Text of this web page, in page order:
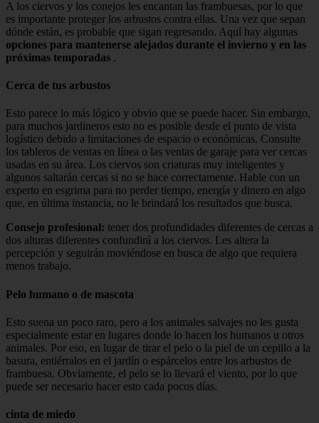
A los ciervos y los conejos les encantan las frambuesas, por lo que
es importante proteger los arbustos contra ellas. Una vez que sepan
dónde están, es probable que sigan regresando. Aquí hay algunas
opciones para mantenerse alejados durante el invierno y en las
próximas temporadas .
Cerca de tus arbustos
Esto parece lo más lógico y obvio que se puede hacer. Sin embargo,
para muchos jardineros esto no es posible desde el punto de vista
logístico debido a limitaciones de espacio o económicas. Consulte
los tableros de ventas en línea o las ventas de garaje para ver cercas
usadas en su área. Los ciervos son criaturas muy inteligentes y
algunos saltarán cercas si no se hace correctamente. Hable con un
experto en esgrima para no perder tiempo, energía y dinero en algo
que, en última instancia, no le brindará los resultados que busca.
Consejo profesional: tener dos profundidades diferentes de cercas a
dos alturas diferentes confundirá a los ciervos. Les altera la
percepción y seguirán moviéndose en busca de algo que requiera
menos trabajo.
Pelo humano o de mascota
Esto suena un poco raro, pero a los animales salvajes no les gusta
especialmente estar en lugares donde lo hacen los humanos u otros
animales. Por eso, en lugar de tirar el pelo o la piel de un cepillo a la
basura, entiérralos en el jardín o espárcelos entre los arbustos de
frambuesa. Obviamente, el pelo se lo llevará el viento, por lo que
puede ser necesario hacer esto cada pocos días.
cinta de miedo